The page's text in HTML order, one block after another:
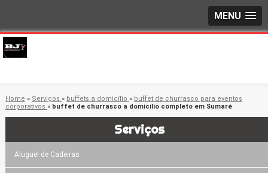
MENU
Home » Serviços » buffets a domicílio » buffet de churrasco para eventos
corporativos » buffet de churrasco a domicílio completo em Sumaré
Serviços
Aluguel de Cadeiras